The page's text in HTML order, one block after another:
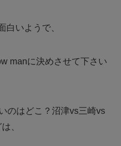
白いようで、
manに決めさせて下さい
のはどこ？沼津vs三崎vs
、